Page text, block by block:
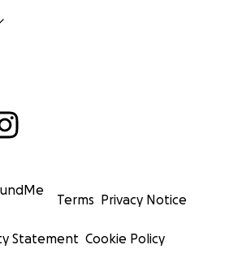
Terms Privacy Notice
Statement Cookie Policy